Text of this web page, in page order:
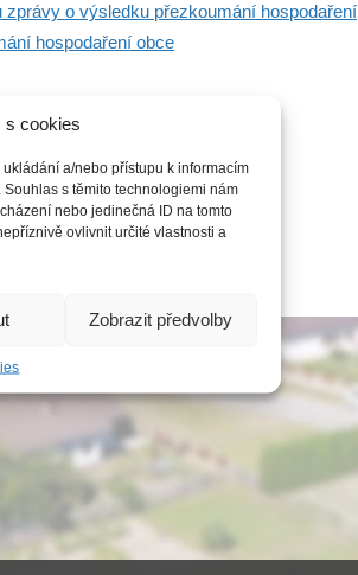
s cookies
a/nebo přístupu k informacím
s těmito technologiemi nám
nebo jedinečná ID na tomto
ovlivnit určité vlastnosti a
Zobrazit předvolby
zprávy o výsledku přezkoumání hospodaření
hospodaření obce
desky:
Datum sejmutí
30.06.2027